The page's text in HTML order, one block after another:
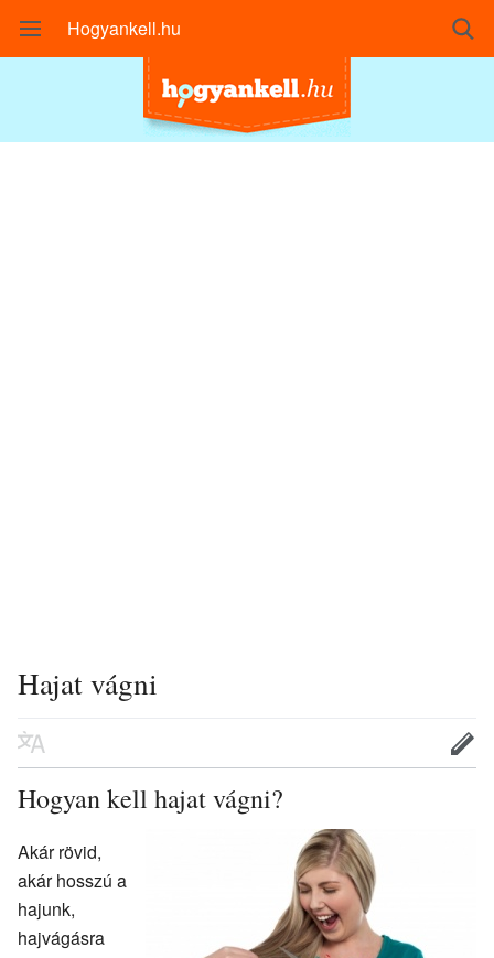
Hogyankell.hu
Hajat vágni
Hogyan kell hajat vágni?
Akár rövid,
akár hosszú a
hajunk,
hajvágásra